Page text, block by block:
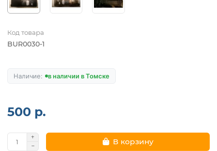
Код товара
BUR0030-1
в наличии в Томске
500 р.
В корзину